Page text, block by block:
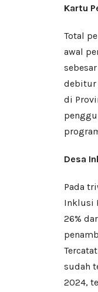
Kartu
Total
awal
debitur
di
Desa
Pada
Inklusi
26%
sudah
2024,